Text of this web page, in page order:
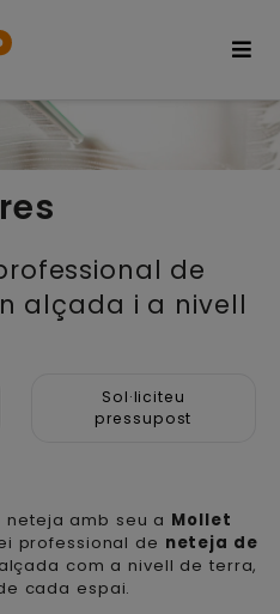
de
alçada i a nivell
Sol·liciteu
pressupost
amb seu a Mollet
professional de neteja de
com a nivell de terra,
cada espai.